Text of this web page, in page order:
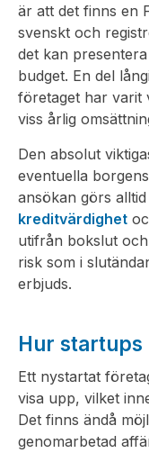
är att det finns en
svenskt och
det kan
budget. En del
företaget har varit
viss årlig
Den absolut
eventuella
ansökan görs
kreditvärdighet
utifrån bokslut
risk som i
erbjuds.
Hur startups
Ett nystartat
visa upp, vilket
Det finns ändå
genomarbetad